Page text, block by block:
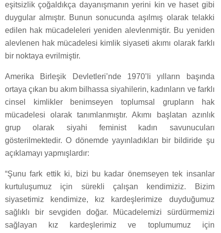
eşitsizlik çoğaldıkça dayanışmanın yerini kin ve haset gibi
duygular almıştır. Bunun sonucunda aşılmış olarak telakki
edilen hak mücadeleleri yeniden alevlenmiştir. Bu yeniden
alevlenen hak mücadelesi kimlik siyaseti akımı olarak farklı
bir noktaya evrilmiştir.
Amerika Birleşik Devletleri’nde 1970’li yılların başında
ortaya çıkan bu akım bilhassa siyahilerin, kadınların ve farklı
cinsel kimlikler benimseyen toplumsal grupların hak
mücadelesi olarak tanımlanmıştır. Akımı başlatan azınlık
grup olarak siyahi feminist kadın savunucuları
gösterilmektedir. O dönemde yayınladıkları bir bildiride şu
açıklamayı yapmışlardır:
“Şunu fark ettik ki, bizi bu kadar önemseyen tek insanlar
kurtuluşumuz için sürekli çalışan kendimiziz. Bizim
siyasetimiz kendimize, kız kardeşlerimize duyduğumuz
sağlıklı bir sevgiden doğar. Mücadelemizi sürdürmemizi
sağlayan kız kardeşlerimiz ve toplumumuz için